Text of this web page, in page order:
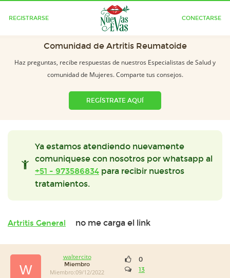
REGISTRARSE CONECTARSE
Comunidad de Artritis Reumatoide
Haz preguntas, recibe respuestas de nuestros Especialistas de Salud y
comunidad de Mujeres. Comparte tus consejos.
REGÍSTRATE AQUÍ
Ya estamos atendiendo nuevamente
comuniquese con nosotros por whatsapp al
+51 - 973586834 para recibir nuestros
tratamientos.
Artritis General no me carga el link
W
waltercito
Miembro
Miembro:09/12/2022
0
13